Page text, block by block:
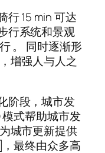
行 15 min 可达
行系统和景观
。 同时逐渐形
增强人与人之
阶段，城市发
模式帮助城市发
城市更新提供
最终由众多高